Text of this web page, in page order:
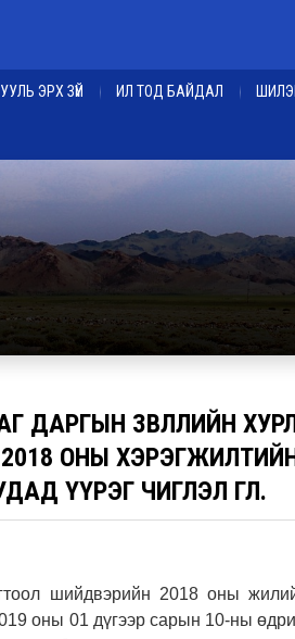
ЭРХ ЗҮЙ ИЛ ТОД БАЙДАЛ
ДАРГЫН ЗӨВЛӨЛИЙН
ОНЫ
ҮҮРЭГ ЧИГЛЭЛ ӨГЛӨӨ.
шийдвэрийн 2018 оны
оны 01 дүгээр сарын 10-ны